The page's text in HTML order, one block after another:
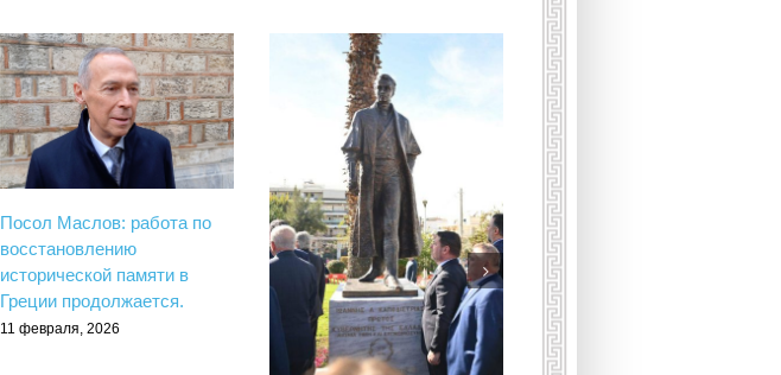
Посол Маслов: работа по
восстановлению
исторической памяти в
Греции продолжается.
11 февраля, 2026
Умерла принцесса
Греческая и Датская Ирина
16 января, 2026